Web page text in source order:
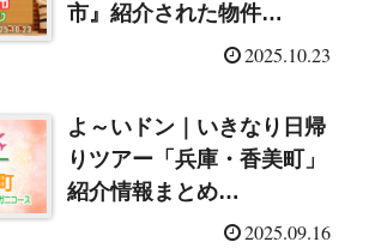
市』紹介された物件
2025.10.23
よ～いドン｜いきなり日帰
りツアー「兵庫・香美町」
紹介情報まとめ
2025.09.16